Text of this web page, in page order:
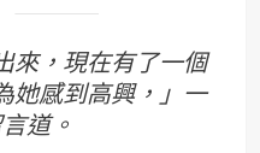
來，現在有了一個
她感到高興，」一
道。